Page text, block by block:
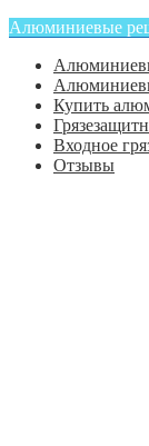
Алюминиевые
Купить
Входное
Отзывы